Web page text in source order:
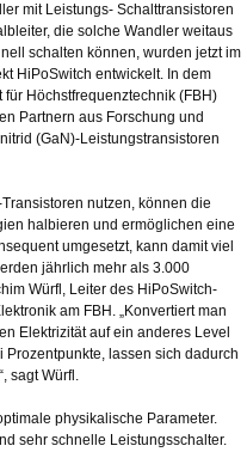
mit Leistungs- Schalttransistoren
die solche Wandler weitaus
schalten können, wurden jetzt im
HiPoSwitch entwickelt. In dem
Höchstfrequenztechnik (FBH)
Partnern aus Forschung und
(GaN)-Leistungstransistoren
nutzen, können die
halbieren und ermöglichen eine
umgesetzt, kann damit viel
jährlich mehr als 3.000
Würfl, Leiter des HiPoSwitch-
am FBH. „Konvertiert man
Elektrizität auf ein anderes Level
lassen sich dadurch
sagt Würfl.
physikalische Parameter.
sehr schnelle Leistungsschalter.